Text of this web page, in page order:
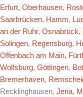
Erfurt, Oberhausen,
Saarbrücken, Hamm,
an der Ruhr, Osnabrück,
Solingen, Regensburg,
Offenbach am Main,
Wolfsburg, Göttingen,
Bremerhaven,
Recklinghausen, Jena,